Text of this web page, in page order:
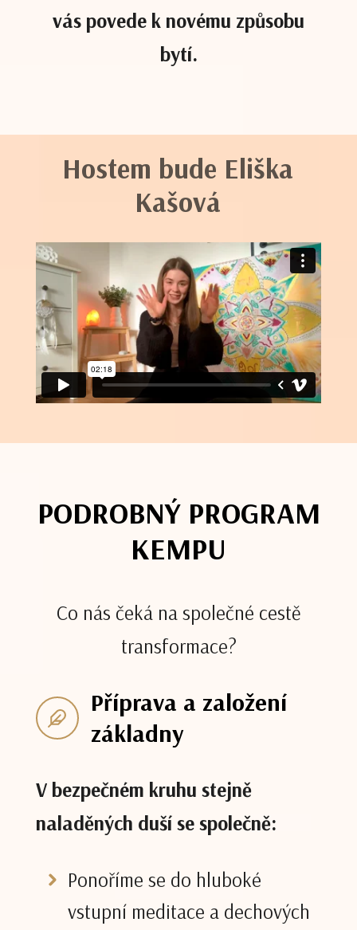
vás povede k novému způsobu
bytí.
Hostem bude Eliška
Kašová
PODROBNÝ PROGRAM
KEMPU
Co nás čeká na společné cestě
transformace?
Příprava a založení
základny
V bezpečném kruhu stejně
naladěných duší se společně:
Ponoříme se do hluboké
vstupní meditace a dechových